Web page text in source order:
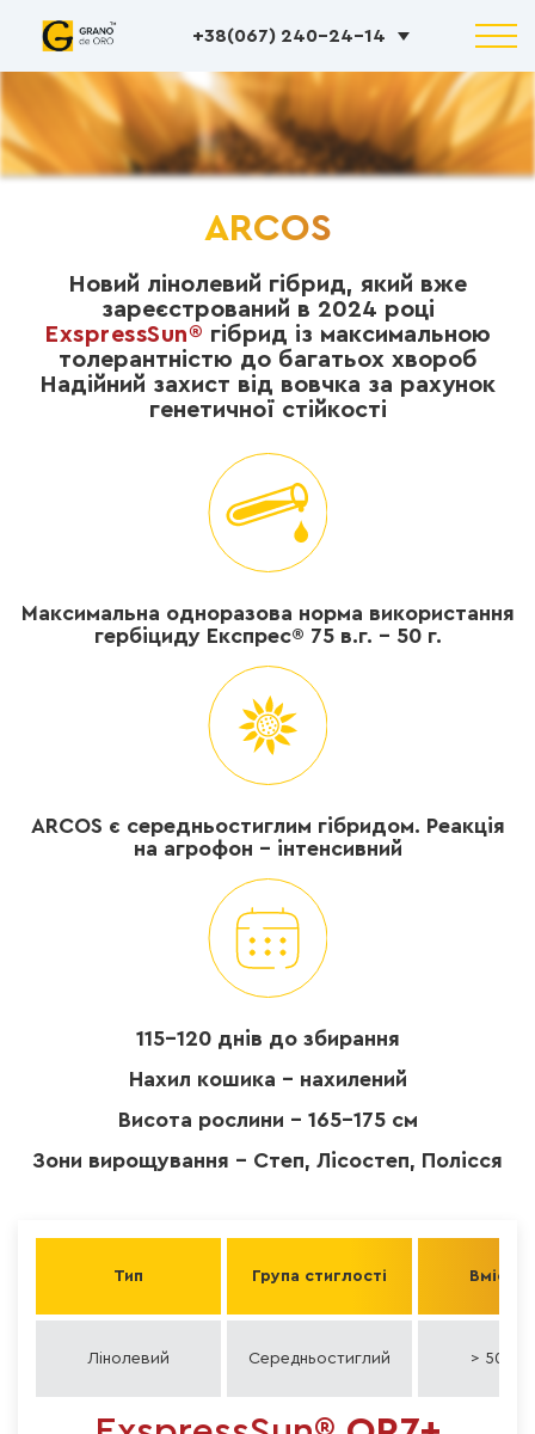
+38(067) 240-24-14
ARCOS
Новий лінолевий гібрид, який вже
зареєстрований в 2024 році
ExspressSun® гібрид із максимальною
толерантністю до багатьох хвороб
Надійний захист від вовчка за рахунок
генетичної стійкості
Максимальна одноразова норма використання
гербіциду Експрес® 75 в.г. - 50 г.
ARCOS є середньостиглим гібридом. Реакція
на агрофон - інтенсивний
115-120 днів до збирання
Нахил кошика - нахилений
Висота рослини - 165-175 см
Зони вирощування - Степ, Лісостеп, Полісся
Тип Група стиглості Вміст
Лінолевий Середньостиглий > 50-54